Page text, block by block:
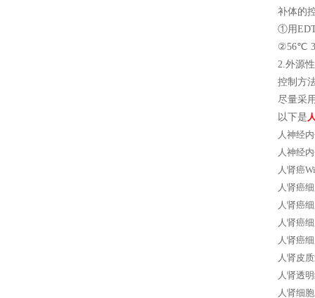
补体的
①用
②56℃
2.外源
控制方
尽量采
以下是
人神经
人神经
人肾癌
人肾癌
人肾癌
人肾癌
人肾癌
人肾皮
人肾透
人肾细